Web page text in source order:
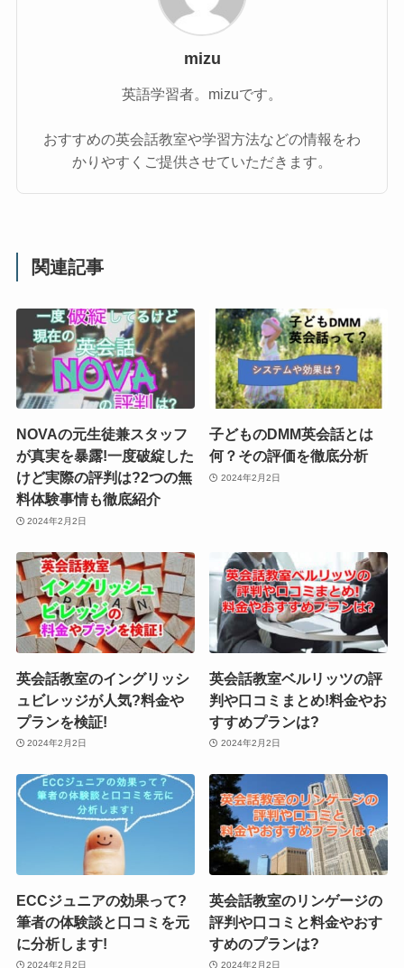
mizu
英語学習者。mizuです。
おすすめの英会話教室や学習方法などの情報をわ
かりやすくご提供させていただきます。
関連記事
NOVAの元生徒兼スタッフ
が真実を暴露!一度破綻した
けど実際の評判は?2つの無
料体験事情も徹底紹介
2024年2月2日
子どものDMM英会話とは
何？その評価を徹底分析
2024年2月2日
英会話教室のイングリッシ
ュビレッジが人気?料金や
プランを検証!
2024年2月2日
英会話教室ベルリッツの評
判や口コミまとめ!料金やお
すすめプランは?
2024年2月2日
ECCジュニアの効果って?
筆者の体験談と口コミを元
に分析します!
2024年2月2日
英会話教室のリンゲージの
評判や口コミと料金やおす
すめのプランは?
2024年2月2日